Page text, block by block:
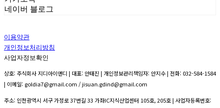
네이버 블로그
이용약관
개인정보처리방침
사업자정보확인
상호: 주식회사 지디아이앤디 | 대표: 안태진 | 개인정보관리책임자: 안지수 | 전화: 032-584-1584
| 이메일: goldia7@gmail.com / jisuan.gdind@gmail.com
주소: 인천광역시 서구 가정로 37번길 33 가좌IC지식산업센터 105호, 205호 | 사업자등록번호: